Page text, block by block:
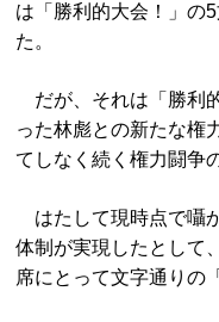
は「勝利的大会！」の
た。
だが、それは「勝利
った林彪との新たな権
てしなく続く権力闘争
はたして現時点で囁
体制が実現したとして
席にとって文字通りの